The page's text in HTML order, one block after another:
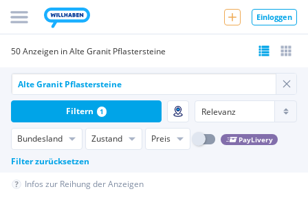
Einloggen
50 Anzeigen in Alte Granit Pflastersteine
Bundesland Zustand Preis PayLivery
Filter zurücksetzen
Filtern 1
Infos zur Reihung der Anzeigen